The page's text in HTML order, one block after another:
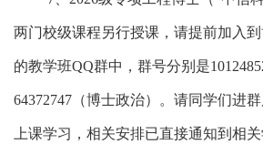
两门校级课程另行授课，请提前加入
的教学班QQ群中，群号分别是
64372747 （博士政治）。请同学们进
上课学习，相关安排已直接通知到相关